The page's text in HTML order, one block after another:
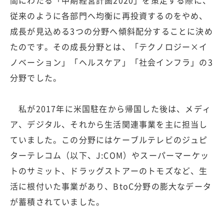
従来のように各部門へ均衡に再投資するのをやめ、
成長が見込める3つの分野へ傾斜配分することに決め
たのです。その成長分野とは、「テクノロジー×イ
ノベーション」「ヘルスケア」「社会インフラ」の3
分野でした。
私が2017年に米国駐在から帰国した後は、メディ
ア、デジタル、それから生活関連事業を主に担当し
ていました。この分野にはケーブルテレビのジュピ
ターテレコム（以下、J:COM）やスーパーマーケッ
トのサミット、ドラッグストアーのトモズなど、生
活に根付いた事業があり、BtoC分野の膨大なデータ
が蓄積されていました。